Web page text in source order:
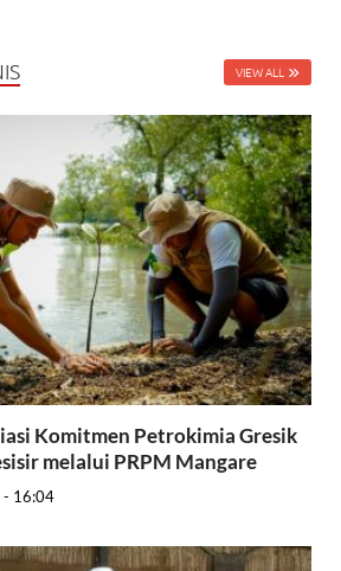
VIEW ALL
Komitmen Petrokimia Gresik
melalui PRPM Mangare
- 16:04